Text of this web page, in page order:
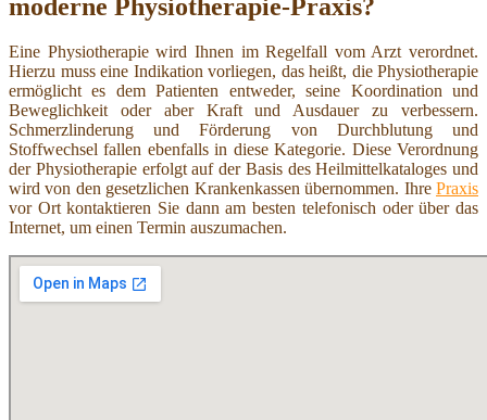
moderne Physiotherapie-Praxis?
Eine Physiotherapie wird Ihnen im Regelfall vom Arzt verordnet.
Hierzu muss eine Indikation vorliegen, das heißt, die Physiotherapie
ermöglicht es dem Patienten entweder, seine Koordination und
Beweglichkeit oder aber Kraft und Ausdauer zu verbessern.
Schmerzlinderung und Förderung von Durchblutung und
Stoffwechsel fallen ebenfalls in diese Kategorie. Diese Verordnung
der Physiotherapie erfolgt auf der Basis des Heilmittelkataloges und
wird von den gesetzlichen Krankenkassen übernommen. Ihre Praxis
vor Ort kontaktieren Sie dann am besten telefonisch oder über das
Internet, um einen Termin auszumachen.